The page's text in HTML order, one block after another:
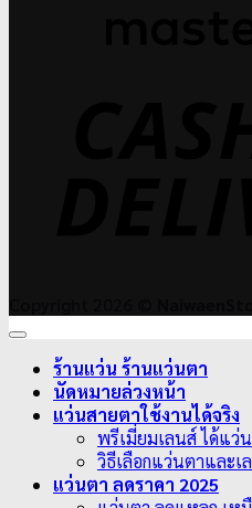
ร้านแว่น ร้านแว่นตา
นัดหมายล่วงหน้า
แว่นสายตาใช้งานได้จริง
พรีเมี่ยมเลนส์ ได้แว่
วิธีเลือกแว่นตาและเ
แว่นตา ลดราคา 2025